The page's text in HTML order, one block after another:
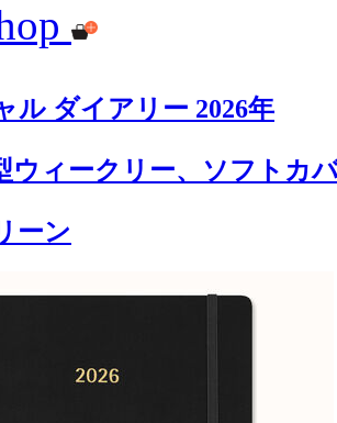
ル ダイアリー 2026年
ウィークリー、ソフトカ
ーン